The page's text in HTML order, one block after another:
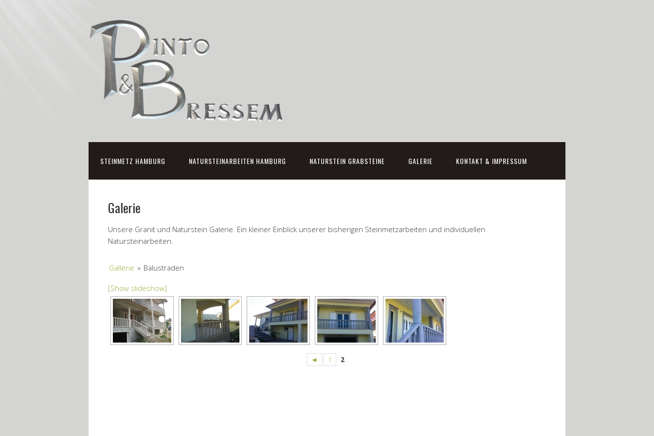
STEINMETZ HAMBURG NATURSTEINARBEITEN HAMBURG NATURSTEIN GRABSTEINE GALERIE KONTAKT & IMPRESSUM
Galerie
Unsere Granit und Naturstein Galerie. Ein kleiner Einblick unserer bisherigen Steinmetzarbeiten und individuellen
Natursteinarbeiten.
Gallerie » Balustraden
[Show slideshow]
◄ 1 2